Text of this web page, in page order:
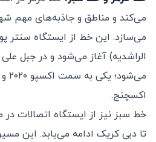
می‌کند و مناطق و جاذبه‌های مهم
می‌سازد. این خط از ایستگاه سنتر
الراشدیه) آغاز می‌شود و در جبل
اکسچنج.
خط سبز نیز از ایستگاه اتصالات
تا دبی کریک ادامه می‌یابد. این